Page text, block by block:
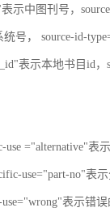
示中图刊号，
号， source-id-
表示本地书目id，
="alternative"表
use="part-no"表
表示错